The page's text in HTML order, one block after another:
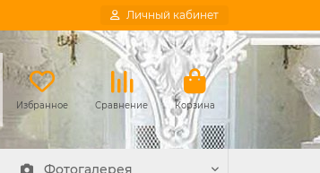
Личный кабинет
Избранное Сравнение Корзина
Фотогалерея